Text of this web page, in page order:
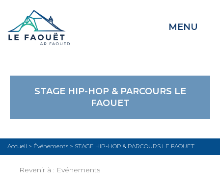
MENU
STAGE HIP-HOP & PARCOURS LE
FAOUET
Accueil > Événements > STAGE HIP-HOP & PARCOURS LE FAOUET
Revenir à : Evénements